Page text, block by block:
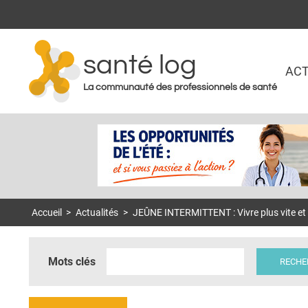
santé log
La communauté des professionnels de santé
Accueil > Actualités > JEÛNE INTERMITTENT : Vivre plus vite
Mots clés